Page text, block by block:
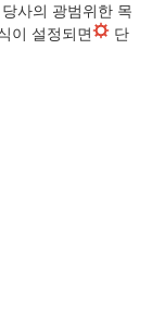
사의 광범위한 목
이 설정되면
단